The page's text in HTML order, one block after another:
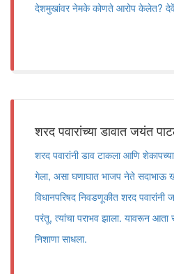
देशमुखांवर नेमके कोणते आरोप केलेत?
शरद पवारांच्या डावात जयंत
शरद पवारांनी डाव टाकला आणि
गेला, असा घणाघात भाजप नेते सदाभाऊ
विधानपरिषद निवडणूकीत शरद पवारांनी
परंतू, त्यांचा पराभव झाला. यावरून आता
निशाणा साधला.